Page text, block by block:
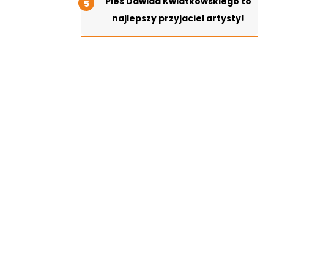
najlepszy przyjaciel artysty!